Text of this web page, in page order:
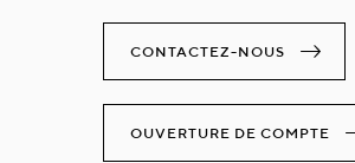
CONTACTEZ-NOUS
OUVERTURE DE COMPTE